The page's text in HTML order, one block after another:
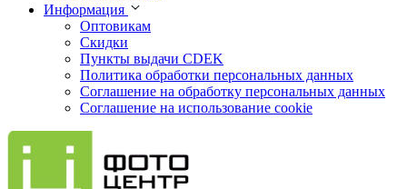
Информация
Оптовикам
Скидки
Пункты выдачи CDEK
Политика обработки персональных данных
Соглашение на обработку персональных данных
Соглашение на использование cookie